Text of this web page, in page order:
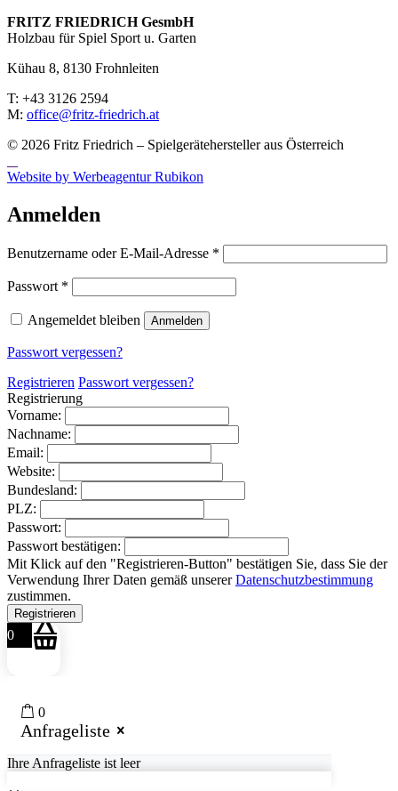
FRITZ FRIED­RICH GesmbH
Holzbau für Spiel Sport u. Garten
Kühau 8, 8130 Frohn­leiten
T: +43 3126 2594
M: office@fritz-fried­rich.at
© 2026 Fritz Friedrich – Spielgerätehersteller aus Österreich
Website by Werbeagentur Rubikon
Anmelden
Benutzername oder E-Mail-Adresse *
Passwort *
Angemeldet bleiben Anmelden
Passwort vergessen?
Registrieren Passwort vergessen?
Registrierung
Vorname:
Nachname:
Email:
Website:
Bundesland:
PLZ:
Passwort:
Passwort bestätigen:
Mit Klick auf den "Registrieren-Button" bestätigen Sie, dass Sie der
Verwendung Ihrer Daten gemäß unsererDatenschutzbestimmung
zustimmen.
0
0
Anfrageliste
Ihre Anfrageliste ist leer